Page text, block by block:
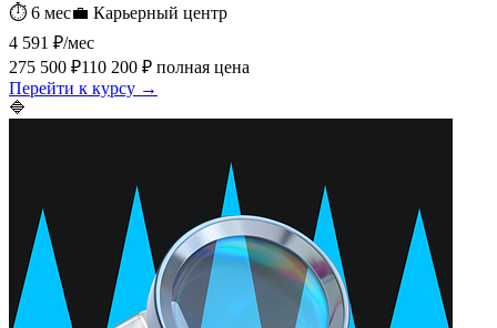
⏱ 6 мес💼 Карьерный центр
4 591 ₽/мес
275 500 ₽110 200 ₽ полная цена
Перейти к курсу →
🔷